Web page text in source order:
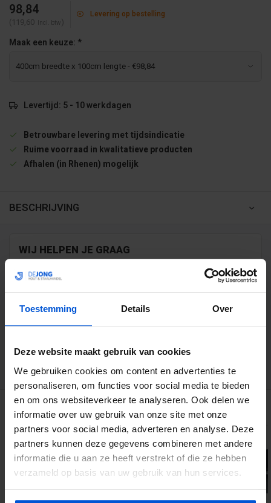
Toestemming Details Over
Deze website maakt gebruik van cookies
We gebruiken cookies om content en advertenties te
personaliseren, om functies voor social media te bieden
en om ons websiteverkeer te analyseren. Ook delen we
informatie over uw gebruik van onze site met onze
partners voor social media, adverteren en analyse. Deze
partners kunnen deze gegevens combineren met andere
informatie die u aan ze heeft verstrekt of die ze hebben
verzameld op basis van uw gebruik van hun services.
98,84
(119,60 Incl. btw )
Levering op bestelling
Maak een keuze: *
Levertijd: 5 - 10 werkdagen
Betrouwbare levering met tijdsindicatie
Ruime voorraad in kwalitatieve producten
Afhalen (in Rhenen) mogelijk
BESCHRIJVING
WIJ HELPEN JE GRAAG
0317 358 228
info@dejonghandelsonderneming.nl
klanten geven ons een 9.1 op
GERELATEERDE PRODUCTEN